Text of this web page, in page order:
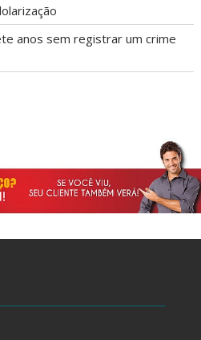
anos sem registrar um crime